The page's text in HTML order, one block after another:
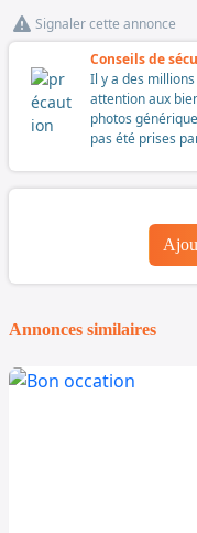
Signaler cette annonce
Conseils de
Il y a des
attention aux
photos
pas été prises
Annonces similaires